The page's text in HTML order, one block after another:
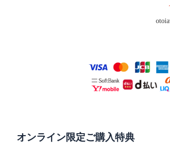
オンライン限定ご購入特典